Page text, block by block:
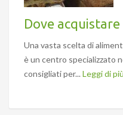
Dove
Una vasta scelta di
è un centro specializzato
consigliati per... Leggi di